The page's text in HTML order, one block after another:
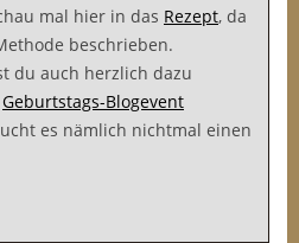
mal hier in das Rezept, da
beschrieben.
du auch herzlich dazu
Geburtstags-Blogevent
es nämlich nichtmal einen